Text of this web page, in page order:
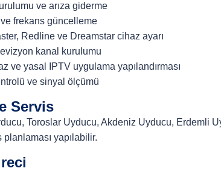
ve arıza giderme
frekans güncelleme
Redline ve Dreamstar cihaz ayarı
kanal kurulumu
ve yasal IPTV uygulama yapılandırması
ve sinyal ölçümü
Servis
Toroslar Uyducu, Akdeniz Uyducu, Erdemli
yapılabilir.